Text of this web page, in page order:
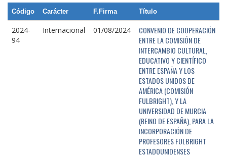
Código Carácter F.Firma Título
2024-
94
Internacional 01/08/2024
CONVENIO DE COOPERACIÓN
ENTRE LA COMISIÓN DE
INTERCAMBIO CULTURAL,
EDUCATIVO Y CIENTÍFICO
ENTRE ESPAÑA Y LOS
ESTADOS UNIDOS DE
AMÉRICA (COMISIÓN
FULBRIGHT), Y LA
UNIVERSIDAD DE MURCIA
(REINO DE ESPAÑA), PARA LA
INCORPORACIÓN DE
PROFESORES FULBRIGHT
ESTADOUNIDENSES